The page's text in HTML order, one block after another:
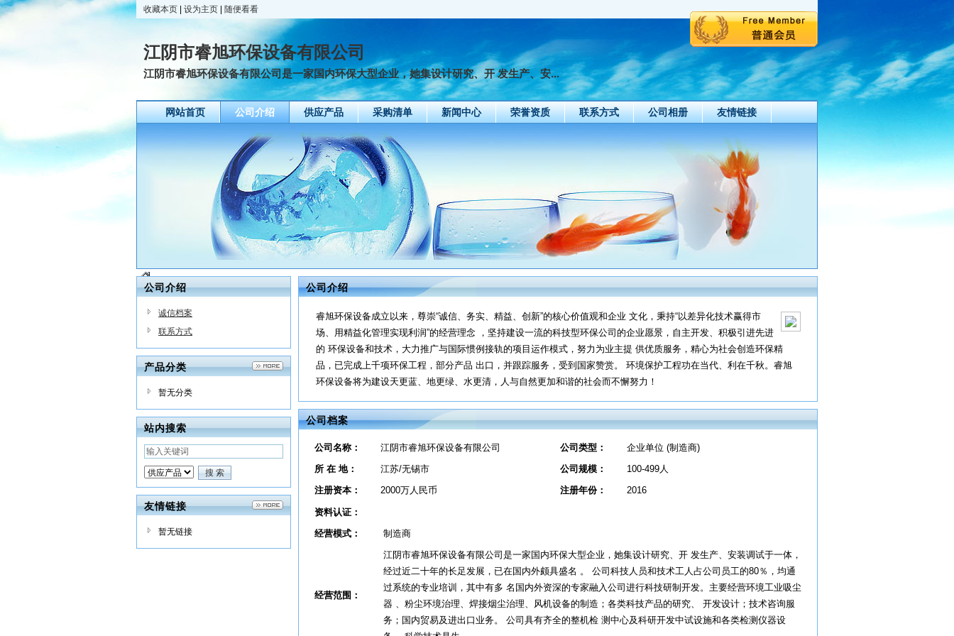
收藏本页 设为主页 随便看看
江阴市睿旭环保设备有限公司
江阴市睿旭环保设备有限公司是一家国内环保大型企业，她集设计研究、开 发生产、安...
网站首页 公司介绍 供应产品 采购清单 新闻中心 荣誉资质 联系方式 公司相册 友情链接
公司介绍
诚信档案
联系方式
产品分类
暂无分类
站内搜索
友情链接
暂无链接
公司介绍
睿旭环保设备成立以来，尊崇“诚信、务实、精益、创新”的核心价值观和企业 文化，秉持“以差异化技术赢得市
场、用精益化管理实现利润”的经营理念 ，坚持建设一流的科技型环保公司的企业愿景，自主开发、积极引进先进
的 环保设备和技术，大力推广与国际惯例接轨的项目运作模式，努力为业主提 供优质服务，精心为社会创造环保精
品，已完成上千项环保工程，部分产品 出口，并跟踪服务，受到国家赞赏。 环境保护工程功在当代、利在千秋。睿旭
环保设备将为建设天更蓝、地更绿、水更清，人与自然更加和谐的社会而不懈努力！
公司档案
公司名称： 江阴市睿旭环保设备有限公司 公司类型：
企业单位 (制造商)
所 在 地：
江苏/无锡市 公司规模：
100-499人
注册资本：
2000万人民币 注册年份： 2016
资料认证：
经营模式：
制造商
经营范围：
江阴市睿旭环保设备有限公司是一家国内环保大型企业，她集设计研究、开 发生产、安装调试于一体，
经过近二十年的长足发展，已在国内外颇具盛名 。 公司科技人员和技术工人占公司员工的80％，均通
过系统的专业培训，其中有多 名国内外资深的专家融入公司进行科技研制开发。主要经营环境工业吸尘
器 、粉尘环境治理、焊接烟尘治理、风机设备的制造；各类科技产品的研究、 开发设计；技术咨询服
务；国内贸易及进出口业务。 公司具有齐全的整机检 测中心及科研开发中试设施和各类检测仪器设